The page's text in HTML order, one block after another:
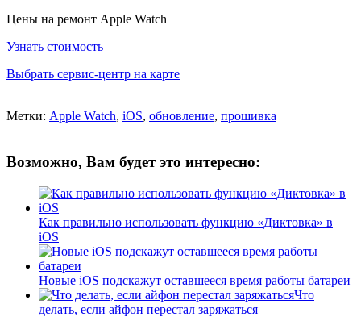
Цены на ремонт Apple Watch
Узнать стоимость
Выбрать сервис-центр на карте
Метки: Apple Watch, iOS, обновление, прошивка
Возможно, Вам будет это интересно:
Как правильно использовать функцию «Диктовка» в
iOS
Новые iOS подскажут оставшееся время работы батареи
Что
делать, если айфон перестал заряжаться